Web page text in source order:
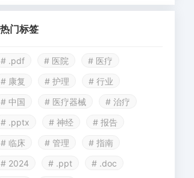
热门标签
# .pdf # 医院
# 医疗
# 康复
# 护理
# 行业
# 中国
# 医疗器械
# 治疗
# .pptx
# 神经
# 报告
# 临床
# 管理
# 指南
# 2024
# .ppt
# .doc